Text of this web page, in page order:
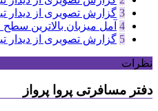
3 گزارش تصویری از دیدار
4 آمل میزبان بالاترین
5 گزارش تصویری از دیدار
نظرات
دفتر مسافرتی پروا پرواز